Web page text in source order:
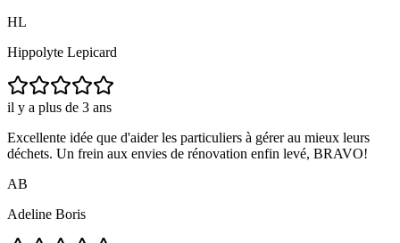
HL
Hippolyte Lepicard
il y a plus de 3 ans
Excellente idée que d'aider les particuliers à gérer au mieux leurs
déchets. Un frein aux envies de rénovation enfin levé, BRAVO!
AB
Adeline Boris